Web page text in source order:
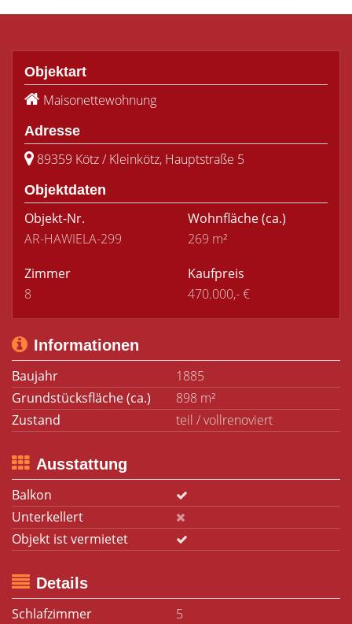
Objektart
Maisonettewohnung
Adresse
89359 Kötz / Kleinkötz, Hauptstraße 5
Objektdaten
Objekt-Nr.
AR-HAWIELA-299
Wohnfläche(ca.)
269 m²
Zimmer
8
Kaufpreis
470.000,- €
Informationen
Baujahr
1885
Grundstücksfläche (ca.)
898 m²
Zustand
teil / vollrenoviert
Ausstattung
Balkon
Unterkellert
Objekt ist vermietet
Details
Schlafzimmer
5